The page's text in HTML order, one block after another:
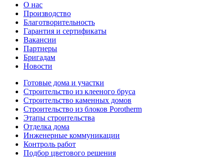
О нас
Производство
Благотворительность
Гарантия и сертификаты
Вакансии
Партнеры
Бригадам
Новости
Готовые дома и участки
Строительство из клееного бруса
Строительство каменных домов
Строительство из блоков Porotherm
Этапы строительства
Отделка дома
Инженерные коммуникации
Контроль работ
Подбор цветового решения